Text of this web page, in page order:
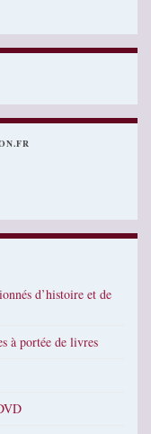
d’histoire et de
à portée de livres